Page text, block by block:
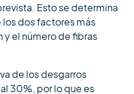
Esto se determina
los dos factores más
el número de fibras
de los desgarros
30%, por lo que es